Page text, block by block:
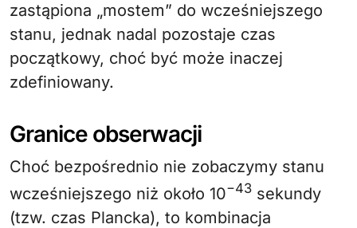
zastąpiona „mostem” do wcześniejszego
stanu, jednak nadal pozostaje czas
początkowy, choć być może inaczej
zdefiniowany.
Granice obserwacji
Choć bezpośrednio nie zobaczymy stanu
wcześniejszego niż około 10−43 sekundy
(tzw. czas Plancka), to kombinacja